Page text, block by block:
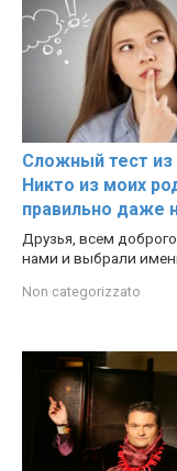
Сложный тест из
Никто из моих
правильно даже
Друзья, всем
нами и выбрали
Non categorizzato